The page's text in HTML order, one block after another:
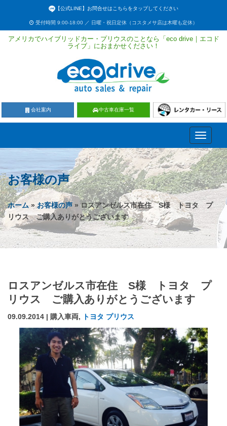
【公式LINE】お問合せはこちらをタップしてください
受付時間 9:00-18:00 ／ 日曜・祝日定休（コスタメサ店は木曜も定休）
アメリカでハイブリッドカー・プリウスのことなら「eco drive｜エコド
ライブ」におまかせください！
会社案内 中古車在庫一覧
Toggle
お客様の声
ホーム»お客様の声 » ロスアンゼルス市在住 S様 トヨタ プ
リウス ご購入ありがとうございます
ロスアンゼルス市在住 S様 トヨタ プ
リウス ご購入ありがとうございます
09.09.2014 | 購入車両, トヨタ プリウス